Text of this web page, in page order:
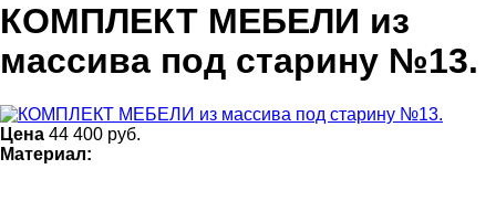
КОМПЛЕКТ МЕБЕЛИ из
массива под старину №13.
Цена 44 400 руб.
Материал: